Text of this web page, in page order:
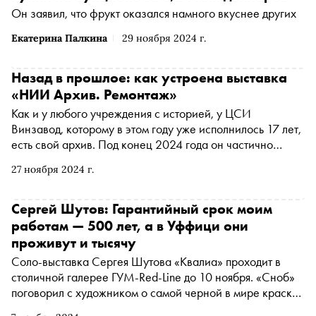
Екатерина Палкина 29 ноября 2024 г.
Он заявил, что фрукт оказался намного вкуснее других
27 ноября 2024 г.
Назад в прошлое: как устроена выставка
«НИИ Архив. Ремонтаж»
Как и у любого учреждения с историей, у ЦСИ
Винзавод, которому в этом году уже исполнилось 17 лет,
есть свой архив. Под конец 2024 года он частично
Ремонтаж». Название проекта рифмуется с целым
— «НИИ (Наука, Исследование, Искусство) Архив». Его
суть заключается в комплексном подходе к изучению
истории современного искусства в стране, начиная с
работы с библиотекой и издательской программой и
заканчивая выставочными и образовательными
проектами. «Сноб» побывал на выставке и узнал, как
все элементы этой формулы искусствознания связаны
Сергей Шутов: Гарантийный срок моим
работам — 500 лет, а в Уффици они
проживут и тысячу
Соло-выставка Сергея Шутова «Квалиа» проходит в
столичной галерее ГУМ-Red-Line до 10 ноября. «Сноб»
поговорил с художником о самой черной в мире краске,